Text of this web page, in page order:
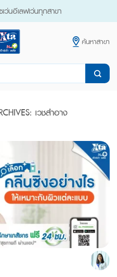
ว่นอีเลฟเว่นทุกสาขา
ค้นหาสาขา
เวชสำอาง